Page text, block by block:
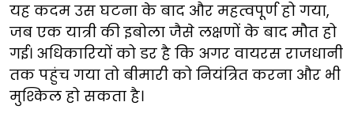
यह कदम उस घटना के बाद और महत्वपूर्ण हो गया,
जब एक यात्री की इबोला जैसे लक्षणों के बाद मौत हो
गई। अधिकारियों को डर है कि अगर वायरस राजधानी
तक पहुंच गया तो बीमारी को नियंत्रित करना और भी
मुश्किल हो सकता है।